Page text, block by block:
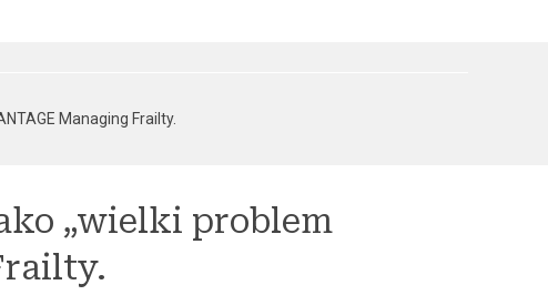
Managing Frailty.
„wielki problem